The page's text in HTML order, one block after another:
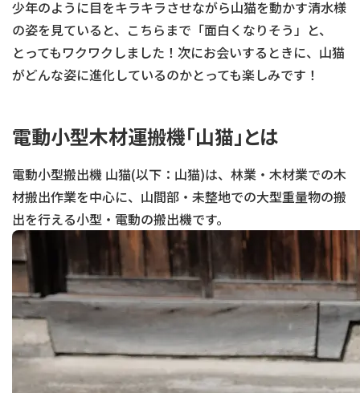
少年のように目をキラキラさせながら山猫を動かす清水様
の姿を見ていると、こちらまで「面白くなりそう」と、
とってもワクワクしました！次にお会いするときに、山猫
がどんな姿に進化しているのかとっても楽しみです！
電動小型木材運搬機「山猫」とは
電動小型搬出機 山猫(以下：山猫)は、林業・木材業での木
材搬出作業を中心に、山間部・未整地での大型重量物の搬
出を行える小型・電動の搬出機です。